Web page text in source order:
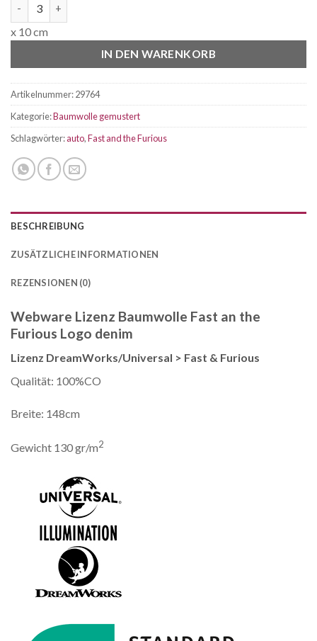
x 10 cm
IN DEN WARENKORB
Artikelnummer:29764
Kategorie:Baumwolle gemustert
Schlagwörter:auto,Fast and the Furious
BESCHREIBUNG
ZUSÄTZLICHE INFORMATIONEN
REZENSIONEN (0)
Webware Lizenz Baumwolle Fast an the
Furious Logo denim
Lizenz DreamWorks/Universal > Fast & Furious
Qualität: 100%CO
Breite: 148cm
Gewicht 130 gr/m2